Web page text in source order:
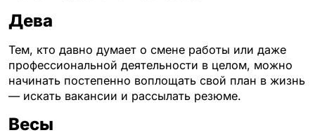
Дева
Тем, кто давно думает о смене работы или даже
профессиональной деятельности в целом, можно
начинать постепенно воплощать свой план в жизнь
— искать вакансии и рассылать резюме.
Весы